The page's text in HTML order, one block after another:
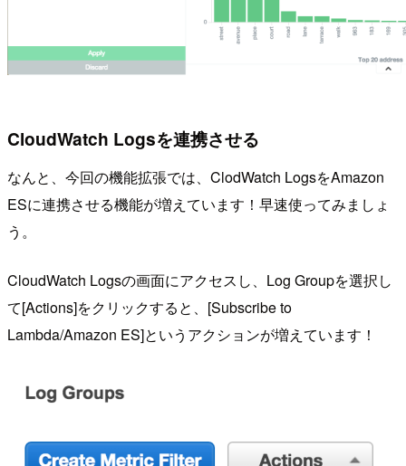
CloudWatch Logsを連携させる
なんと、今回の機能拡張では、ClodWatch LogsをAmazon
ESに連携させる機能が増えています！早速使ってみましょ
う。
CloudWatch Logsの画面にアクセスし、Log Groupを選択し
て[Actions]をクリックすると、[Subscribe to
Lambda/Amazon ES]というアクションが増えています！